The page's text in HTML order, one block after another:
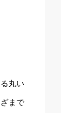
丸い
まで